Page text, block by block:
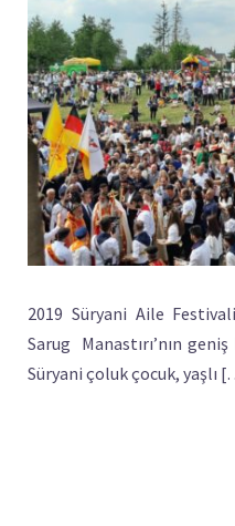
2019 Süryani Aile
Sarug Manastırı’nın
Süryani çoluk çocuk, yaşlı